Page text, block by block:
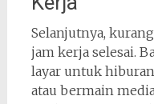
Selanjutnya,
jam kerja selesai.
layar untuk
atau bermain